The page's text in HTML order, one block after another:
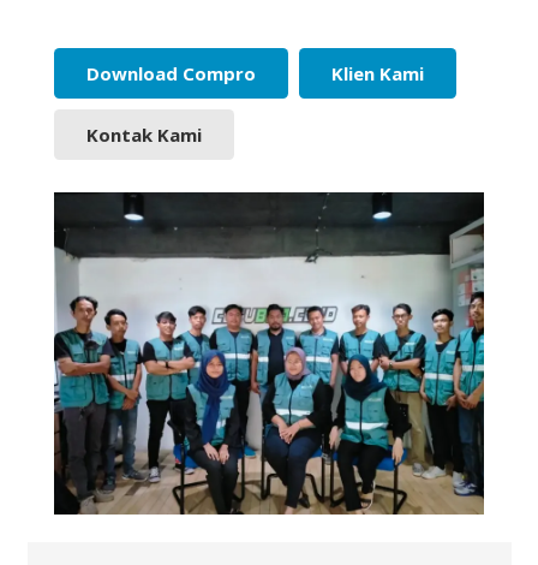
Download Compro Klien Kami
Kontak Kami